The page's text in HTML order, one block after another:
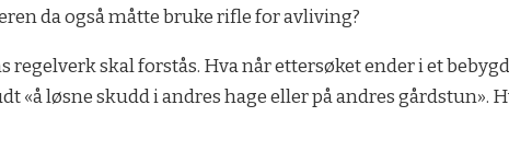
da også måtte bruke rifle for avliving?
skal forstås. Hva når ettersøket ender i et
«å løsne skudd i andres hage eller på andres gårdstun».